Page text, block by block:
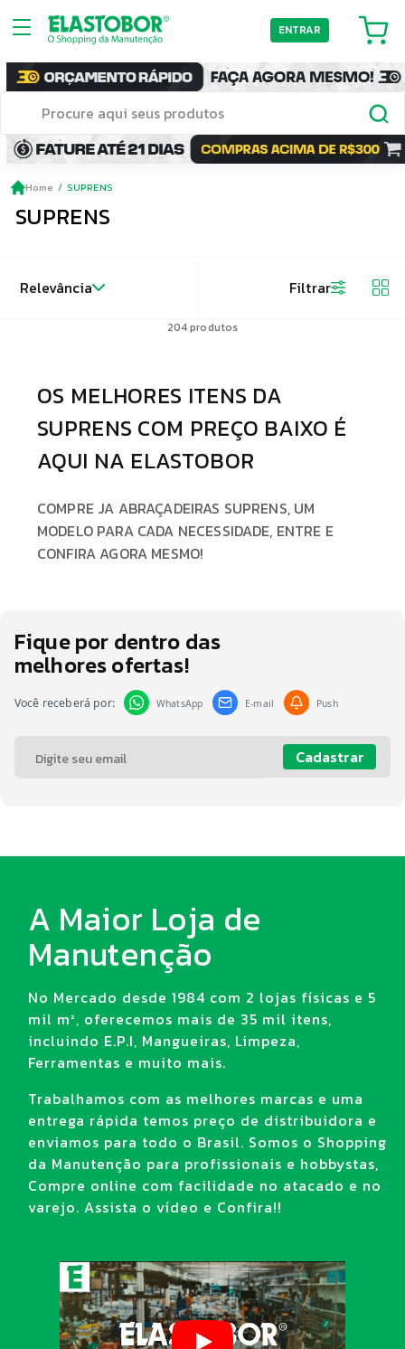
ENTRAR
Home SUPRENS
SUPRENS
Relevância Filtrar
204produtos
OS MELHORES ITENS DA
SUPRENS COM PREÇO BAIXO É
AQUI NA ELASTOBOR
COMPRE JA ABRAÇADEIRAS SUPRENS, UM
MODELO PARA CADA NECESSIDADE, ENTRE E
CONFIRA AGORA MESMO!
Fique por dentro das
melhores ofertas!
Você receberá por: WhatsApp E-mail Push
Cadastrar
A Maior Loja de
Manutenção
No Mercado desde 1984 com 2 lojas físicas e 5
mil m², oferecemos mais de 35 mil itens,
incluindo E.P.I, Mangueiras, Limpeza,
Ferramentas e muito mais.
Trabalhamos com as melhores marcas e uma
entrega rápida temos preço de distribuidora e
enviamos para todo o Brasil. Somos o Shopping
da Manutenção para profissionais e hobbystas,
Compre online com facilidade no atacado e no
varejo. Assista o vídeo e Confira!!